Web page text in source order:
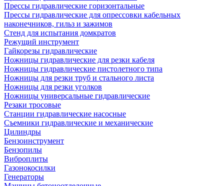
Прессы гидравлические горизонтальные
Прессы гидравлические для опрессовки кабельных
наконечников, гильз и зажимов
Стенд для испытания домкратов
Режущий инструмент
Гайкорезы гидравлические
Ножницы гидравлические для резки кабеля
Ножницы гидравлические пистолетного типа
Ножницы для резки труб и стального листа
Ножницы для резки уголков
Ножницы универсальные гидравлические
Резаки тросовые
Станции гидравлические насосные
Съемники гидравлические и механические
Цилиндры
Бензоинструмент
Бензопилы
Виброплиты
Газонокосилки
Генераторы